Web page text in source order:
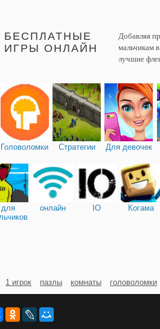
БЕСПЛАТНЫЕ
ИГРЫ ОНЛАЙН
Добавляя
мальчикам
лучшие
Головоломки Стратегии Для девочек
для
онлайн IO Когама
1 игрок пазлы комнаты головоломки